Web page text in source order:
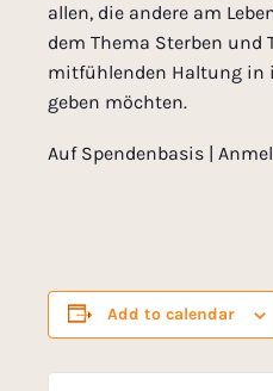
allen, die andere am
dem Thema Sterben und
mitfühlenden Haltung in
geben möchten.
Auf Spendenbasis |
Add to calendar